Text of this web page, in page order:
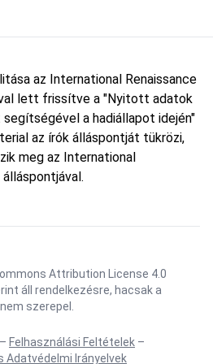
az International Renaissance
lett frissítve a "Nyitott adatok
a hadiállapot idején"
az írók álláspontját tükrözi,
meg az International
Attribution License 4.0
áll rendelkezésre, hacsak a
szerepel.
Felhasználási Feltételek –
Adatvédelmi Irányelvek